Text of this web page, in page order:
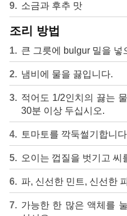
소금과 후추 맛
조리 방법
큰 그릇에 bulgur 밀을 넣
냄비에 물을 끓입니다.
적어도 1/2인치의 끓는
30분 이상 두십시오.
토마토를 깍둑썰기합니
오이는 껍질을 벗기고 씨
파, 신선한 민트, 신선한
가능한 한 많은 액체를